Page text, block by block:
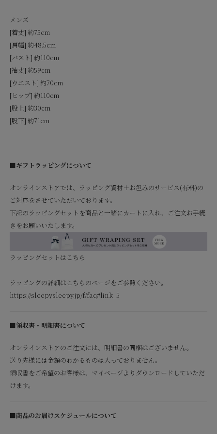
メンズ
[着丈] 約75cm
[肩幅] 約48.5cm
[バスト] 約110cm
[袖丈] 約59cm
[ウエスト] 約70cm
[ヒップ] 約110cm
[股上] 約30cm
[股下] 約71cm
■ギフトラッピングについて
オンラインストアでは、ラッピング資材＋お包みのサービス(有料)の
ご対応をさせていただいております。
下記のラッピングセットを商品と一緒にカートに入れ、ご注文お手続
きをお願いいたします。
ラッピングセットはこちら
ラッピングの詳細はこちらのページをご参照ください。
https://sleepysleepy.jp/f/faq#link_5
■領収書・明細書について
オンラインストアのご注文には、明細書の同梱はございません。
送り先様には金額のわかるものは入っておりません。
領収書をご希望のお客様は、マイページよりダウンロードしていただ
けます。
■商品のお届けスケジュールについて